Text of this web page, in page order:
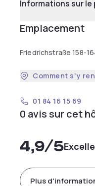
Informations sur le
Emplacement
Friedrichstraße 158-
Comment s'y
01 84 16 15 69
0 avis sur cet
4,9/5
Plus